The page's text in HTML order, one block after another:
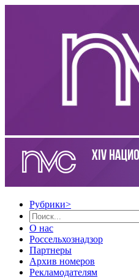
Рубрики>
О нас
Россельхознадзор
Партнеры
Архив номеров
Рекламодателям